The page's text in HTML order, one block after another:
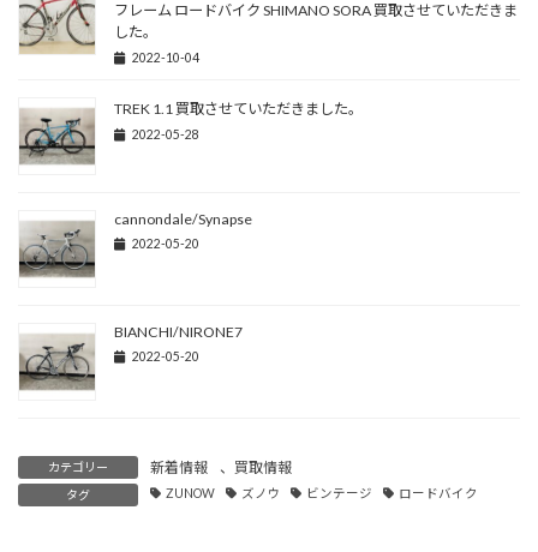
フレーム ロードバイク SHIMANO SORA 買取させていただきま
した。
2022-10-04
TREK 1.1 買取させていただきました。
2022-05-28
cannondale/Synapse
2022-05-20
BIANCHI/NIRONE7
2022-05-20
カテゴリー 新着情報 、 買取情報
タグ ZUNOW ズノウ ビンテージ ロードバイク